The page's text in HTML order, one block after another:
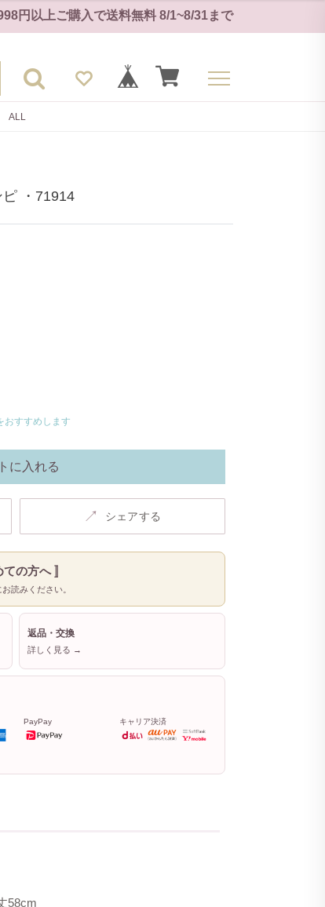
円以上ご購入で送料無料 8/1~8/31まで
ALL
・71914
おすすめします
に入れる
↗ シェアする
の方へ 〛
読みください。
返品・交換
詳しく見る →
PayPay キャリア決済
58cm